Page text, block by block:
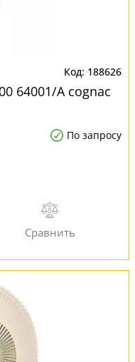
188626
64001/A cognac
По запросу